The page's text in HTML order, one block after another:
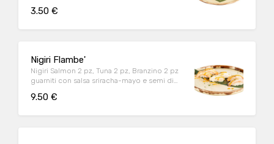
3.50 €
Nigiri Flambe'
Nigiri Salmon 2 pz, Tuna 2 pz, Branzino 2 pz
guarniti con salsa sriracha-mayo e semi di
9.50 €